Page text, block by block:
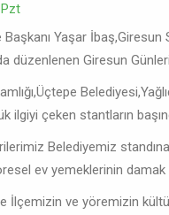
Başkanı Yaşar
düzenlenen Giresun
ilgiyi çeken stantların
Belediyemiz
ev yemeklerinin damak
İlçemizin ve yöremizin